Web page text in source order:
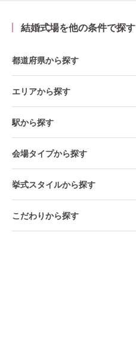
結婚式場を他の条件で探す
都道府県から探す
エリアから探す
駅から探す
会場タイプから探す
挙式スタイルから探す
こだわりから探す